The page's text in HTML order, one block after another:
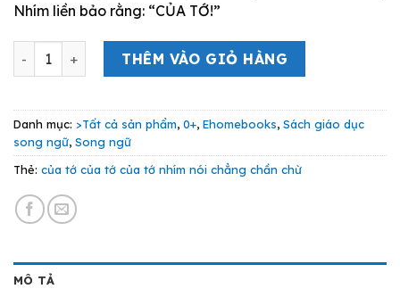
Nhím liền bảo rằng: “CỦA TỚ!”
“Của tớ, của tớ, của tớ!” Nhím Nói Chẳng Chần Chờ số
THÊM VÀO GIỎ HÀNG
Danh mục: >Tất cả sản phẩm, 0+, Ehomebooks, Sách giáo dục
song ngữ, Song ngữ
Thẻ: của tớ của tớ của tớ nhím nói chẳng chần chừ
MÔ TẢ